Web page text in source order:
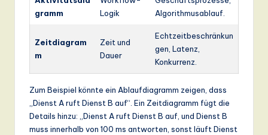
gramm
Logik
Algorithmusablauf.
Zeitdiagram
m
Zeit und
Dauer
Echtzeitbeschränkun
gen, Latenz,
Konkurrenz.
Zum Beispiel könnte ein Ablaufdiagramm zeigen, dass
„Dienst A ruft Dienst B auf“. Ein Zeitdiagramm fügt die
Details hinzu: „Dienst A ruft Dienst B auf, und Dienst B
muss innerhalb von 100 ms antworten, sonst läuft Dienst